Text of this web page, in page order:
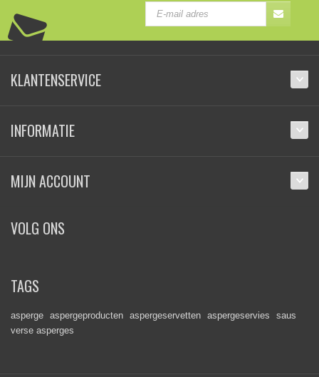
KLANTENSERVICE
INFORMATIE
MIJN ACCOUNT
VOLG ONS
TAGS
asperge aspergeproducten aspergeservetten aspergeservies
saus
verse asperges